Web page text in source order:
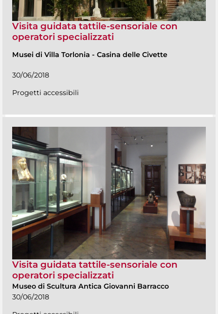
Visita guidata tattile-sensoriale con
operatori specializzati
Musei di Villa Torlonia - Casina delle Civette
30/06/2018
Progetti accessibili
Visita guidata tattile-sensoriale con
operatori specializzati
Museo di Scultura Antica Giovanni Barracco
30/06/2018